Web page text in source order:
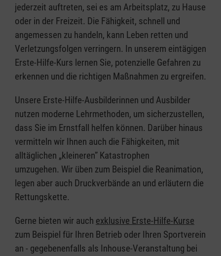
jederzeit auftreten, sei es am Arbeitsplatz, zu Hause
oder in der Freizeit. Die Fähigkeit, schnell und
angemessen zu handeln, kann Leben retten und
Verletzungsfolgen verringern. In unserem eintägigen
Erste-Hilfe-Kurs lernen Sie, potenzielle Gefahren zu
erkennen und die richtigen Maßnahmen zu ergreifen.
Unsere Erste-Hilfe-Ausbilderinnen und Ausbilder
nutzen moderne Lehrmethoden, um sicherzustellen,
dass Sie im Ernstfall helfen können. Darüber hinaus
vermitteln wir Ihnen auch die Fähigkeiten, mit
alltäglichen „kleineren” Katastrophen
umzugehen. Wir üben zum Beispiel die Reanimation,
legen aber auch Druckverbände an und erläutern die
Rettungskette.
Gerne bieten wir auch exklusive Erste-Hilfe-Kurse
zum Beispiel für Ihren Betrieb oder Ihren Sportverein
an - gegebenenfalls als Inhouse-Veranstaltung bei